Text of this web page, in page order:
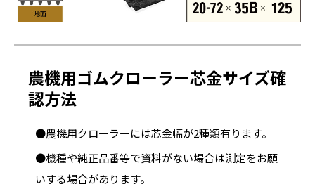
農機用ゴムクローラー芯金サイズ確
認方法
●農機用クローラーには芯金幅が2種類有ります。
●機種や純正品番等で資料がない場合は測定をお願
いする場合があります。